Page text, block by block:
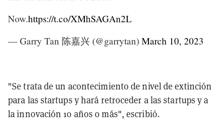
Now.https://t.co/XMhSAGAn2L
— Garry Tan 陈嘉兴 (@garrytan) March 10, 2023
"Se trata de un acontecimiento de nivel de extinción
para las startups y hará retroceder a las startups y a
la innovación 10 años o más", escribió.